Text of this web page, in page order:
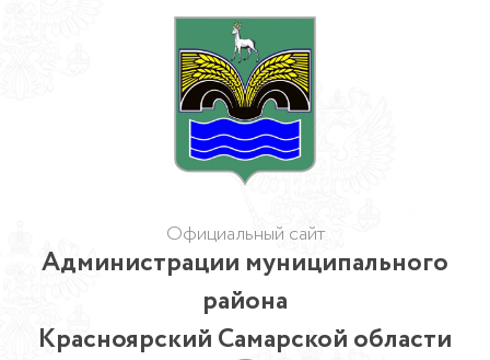
Официальный сайт
Администрации муниципального
района
Красноярский Самарской области